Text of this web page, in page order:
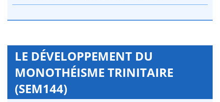
LE DÉVELOPPEMENT DU
MONOTHÉISME TRINITAIRE
(SEM144)